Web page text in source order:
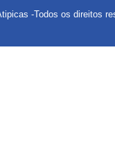
-Todos os direitos